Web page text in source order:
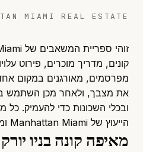
MIAMI REAL ESTATE
קונים, מדריך מוכרים, פירוט
מפרסמים, מאורגנים במקום
את מצבך, ולאחר מכן השתמש
ובכלי השכונות כדי להעמיק. כל
הייעוץ של Manhattan Miami ומתעדכן לשוק הנוכחי.
מאיפה קונה בניו